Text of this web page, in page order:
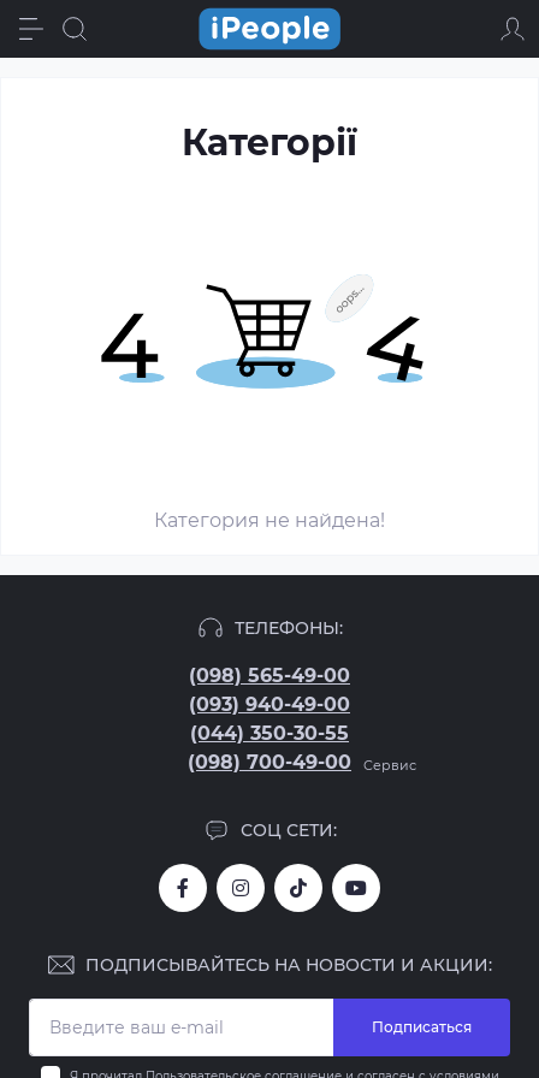
Категорії
Категория не найдена!
ТЕЛЕФОНЫ:
(098) 565-49-00
(093) 940-49-00
(044) 350-30-55
(098) 700-49-00
Сервис
СОЦ СЕТИ:
ПОДПИСЫВАЙТЕСЬ НА НОВОСТИ И АКЦИИ:
Подписаться